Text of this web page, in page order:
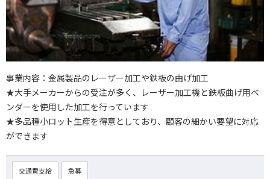
事業内容：金属製品のレーザー加工や鉄板の曲げ加工
★大手メーカーからの受注が多く、レーザー加工機と鉄板曲げ用ベ
ンダーを使用した加工を行っています
★多品種小ロット生産を得意としており、顧客の細かい要望に対応
ができます
交通費支給 急募